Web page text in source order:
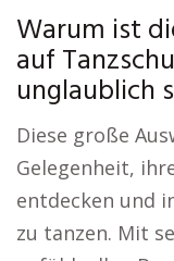
Warum ist
auf
unglaublich
Diese große
Gelegenheit,
entdecken und
zu tanzen. Mit